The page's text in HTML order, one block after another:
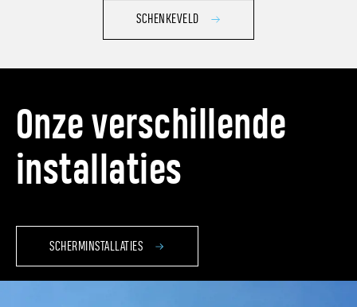
SCHENKEVELD
Onze verschillende
installaties
SCHERMINSTALLATIES